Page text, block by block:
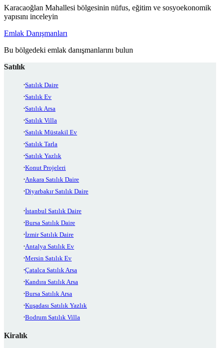
Karacaoğlan Mahallesi bölgesinin nüfus, eğitim ve sosyoekonomik
yapısını inceleyin
Emlak Danışmanları
Bu bölgedeki emlak danışmanlarını bulun
Satılık
Satılık Daire
Satılık Ev
Satılık Arsa
Satılık Villa
Satılık Müstakil Ev
Satılık Tarla
Satılık Yazlık
Konut Projeleri
Ankara Satılık Daire
Diyarbakır Satılık Daire
İstanbul Satılık Daire
Bursa Satılık Daire
İzmir Satılık Daire
Antalya Satılık Ev
Mersin Satılık Ev
Çatalca Satılık Arsa
Kandıra Satılık Arsa
Bursa Satılık Arsa
Kuşadası Satılık Yazlık
Bodrum Satılık Villa
Kiralık